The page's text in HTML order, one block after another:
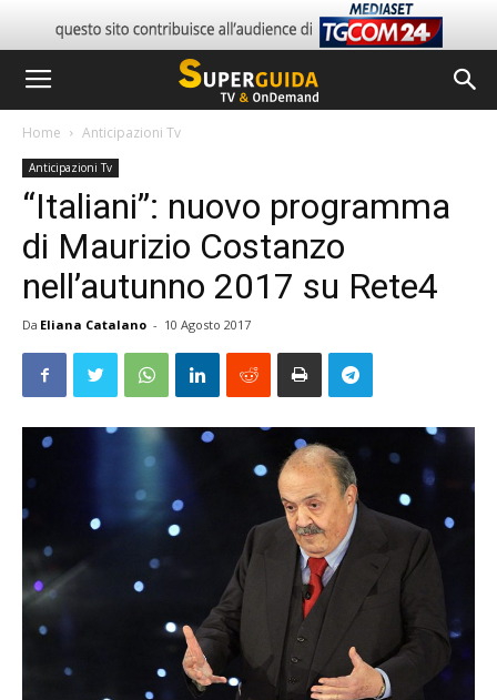
Home Anticipazioni Tv
Anticipazioni Tv
“Italiani”: nuovo programma
di Maurizio Costanzo
nell’autunno 2017 su Rete4
Da Eliana Catalano - 10 Agosto 2017